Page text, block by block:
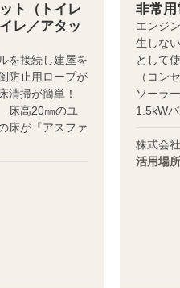
ト（トイレ
レ／アタッ
を接続し建屋を
防止用ロープが
清掃が簡単！
床高20㎜のユ
床が『アスファ
非常
エンジ
生しな
として
（コン
ソーラ
1.5kWバ
株式会
活用場